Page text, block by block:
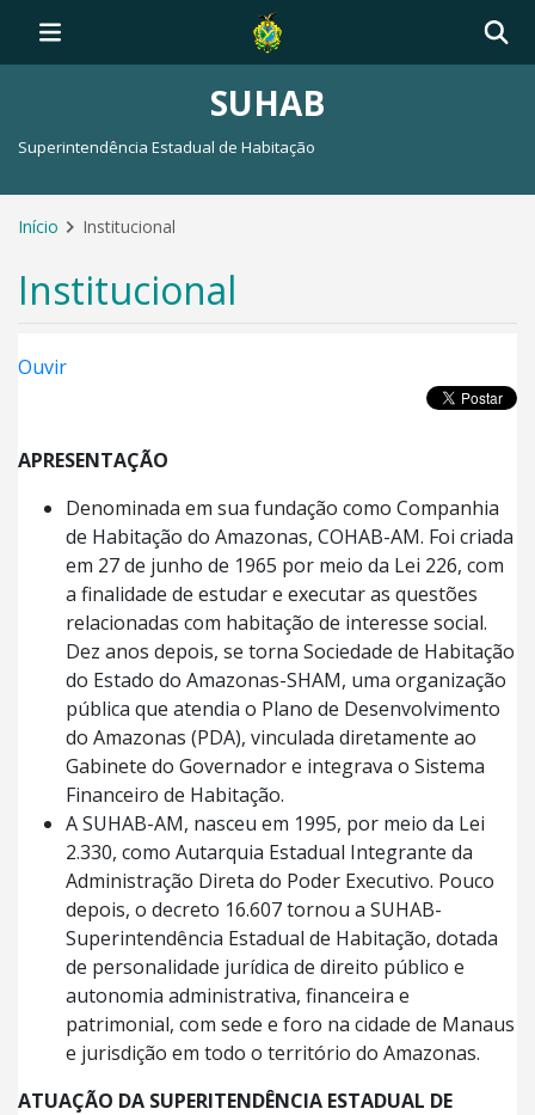
SUHAB
Superintendência Estadual de Habitação
Início Institucional
Institucional
Ouvir
APRESENTAÇÃO
Denominada em sua fundação como Companhia
de Habitação do Amazonas, COHAB-AM. Foi criada
em 27 de junho de 1965 por meio da Lei 226, com
a finalidade de estudar e executar as questões
relacionadas com habitação de interesse social.
Dez anos depois, se torna Sociedade de Habitação
do Estado do Amazonas-SHAM, uma organização
pública que atendia o Plano de Desenvolvimento
do Amazonas (PDA), vinculada diretamente ao
Gabinete do Governador e integrava o Sistema
Financeiro de Habitação.
A SUHAB-AM, nasceu em 1995, por meio da Lei
2.330, como Autarquia Estadual Integrante da
Administração Direta do Poder Executivo. Pouco
depois, o decreto 16.607 tornou a SUHAB-
Superintendência Estadual de Habitação, dotada
de personalidade jurídica de direito público e
autonomia administrativa, financeira e
patrimonial, com sede e foro na cidade de Manaus
e jurisdição em todo o território do Amazonas.
ATUAÇÃO DA SUPERITENDÊNCIA ESTADUAL DE